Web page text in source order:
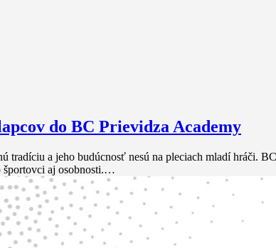
do BC Prievidza Academy
tradíciu a jeho budúcnosť nesú na pleciach mladí hráči.
športovci aj osobnosti.…